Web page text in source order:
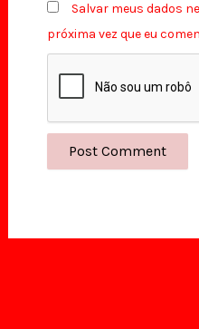
Salvar meus dados
próxima vez que eu